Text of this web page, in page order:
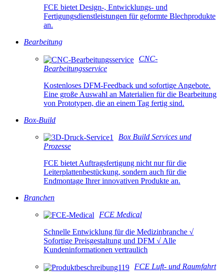
FCE bietet Design-, Entwicklungs- und
Fertigungsdienstleistungen für geformte Blechprodukte
an.
Bearbeitung
CNC-
Bearbeitungsservice
Kostenloses DFM-Feedback und sofortige Angebote.
Eine große Auswahl an Materialien für die Bearbeitung
von Prototypen, die an einem Tag fertig sind.
Box-Build
Box Build Services und
Prozesse
FCE bietet Auftragsfertigung nicht nur für die
Leiterplattenbestückung, sondern auch für die
Endmontage Ihrer innovativen Produkte an.
Branchen
FCE Medical
Schnelle Entwicklung für die Medizinbranche √
Sofortige Preisgestaltung und DFM √ Alle
Kundeninformationen vertraulich
FCE Luft- und Raumfahrt